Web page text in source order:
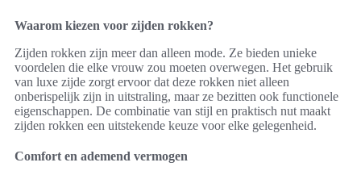
Waarom kiezen voor zijden rokken?
Zijden rokken zijn meer dan alleen mode. Ze bieden unieke
voordelen die elke vrouw zou moeten overwegen. Het gebruik
van luxe zijde zorgt ervoor dat deze rokken niet alleen
onberispelijk zijn in uitstraling, maar ze bezitten ook functionele
eigenschappen. De combinatie van stijl en praktisch nut maakt
zijden rokken een uitstekende keuze voor elke gelegenheid.
Comfort en ademend vermogen